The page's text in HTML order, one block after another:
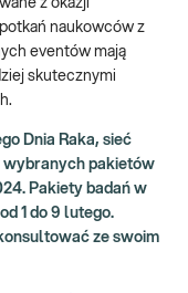
z okazji
naukowców z
eventów mają
skutecznymi
Dnia Raka, sieć
wybranych pakietów
Pakiety badań w
1 do 9 lutego.
ze swoim